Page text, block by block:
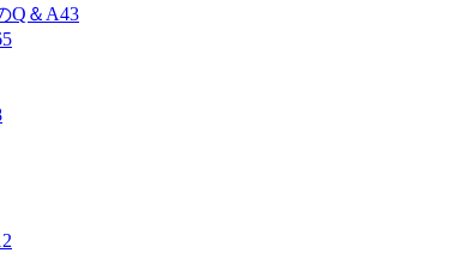
Q＆A43